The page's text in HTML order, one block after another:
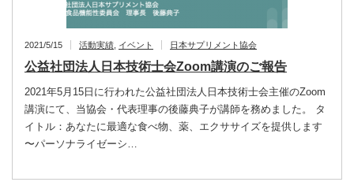
2021/5/15 活動実績 イベント 日本サプリメント協会
公益社団法人日本技術士会Zoom講演のご報告
2021年5月15日に行われた公益社団法人日本技術士会主催のZoom
講演にて、当協会・代表理事の後藤典子が講師を務めました。 タ
イトル：あなたに最適な食べ物、薬、エクササイズを提供します
〜パーソナライゼーシ…